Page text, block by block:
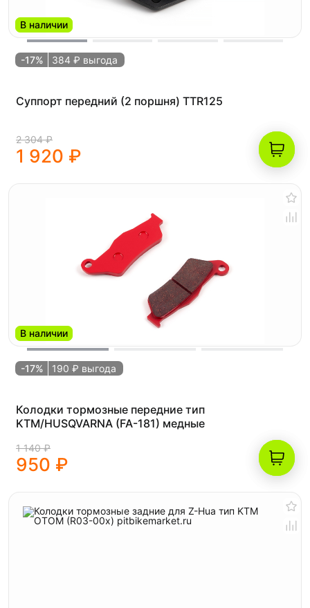
В наличии
-17% 384 ₽ выгода
Суппорт передний (2 поршня) TTR125
2 304 ₽
1 920 ₽
В наличии
-17% 190 ₽ выгода
Колодки тормозные передние тип
KTM/HUSQVARNA (FA-181) медные
1 140 ₽
950 ₽